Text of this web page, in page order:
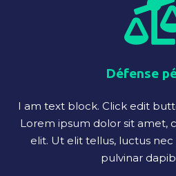
Défense
I am text block. Click edit
Lorem ipsum dolor sit amet,
elit. Ut elit tellus, luctus
pulvinar